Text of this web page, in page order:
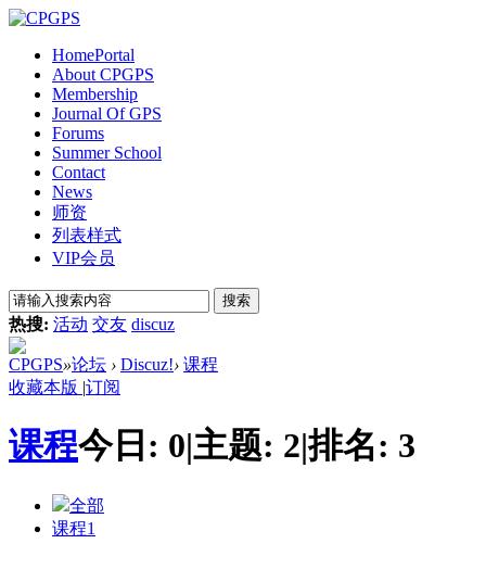
HomePortal
About CPGPS
Membership
Journal Of GPS
Forums
Summer School
Contact
News
师资
列表样式
VIP会员
搜索
热搜: 活动 交友 discuz
CPGPS»论坛 › Discuz!› 课程
收藏本版 |订阅
课程今日: 0|主题: 2|排名: 3
全部
课程1